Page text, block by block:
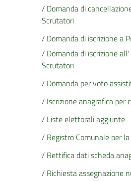
/ Domanda di
Scrutatori
/ Domanda di iscrizione a
/ Domanda di iscrizione
Scrutatori
/ Domanda per voto
/ Iscrizione anagrafica per
/ Liste elettorali aggiunte
/ Registro Comunale per
/ Rettifica dati scheda
/ Richiesta assegnazione